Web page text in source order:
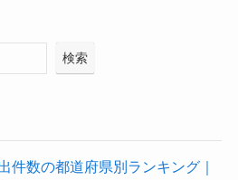
検索
件数の都道府県別ランキング｜